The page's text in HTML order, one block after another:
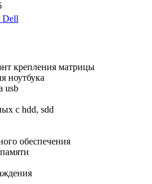
Dell
крепления матрицы
ноутбука
usb
с hdd, sdd
обеспечения